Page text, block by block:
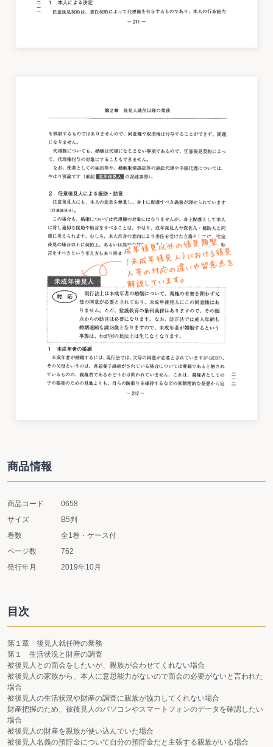
商品情報
商品コード
0658
サイズ
B5判
巻数
全1巻・ケース付
ページ数
762
発行年月
2019年10月
目次
第１章 後見人就任時の業務
第１ 生活状況と財産の調査
被後見人との面会をしたいが、親族が会わせてくれない場合
被後見人の家族から、本人に意思能力がないので面会の必要がないと言われた
場合
被後見人の生活状況や財産の調査に親族が協力してくれない場合
財産把握のため、被後見人のパソコンやスマートフォンのデータを確認したい
場合
被後見人の財産を親族が使い込んでいた場合
被後見人名義の預貯金について自分の預貯金だと主張する親族がいる場合